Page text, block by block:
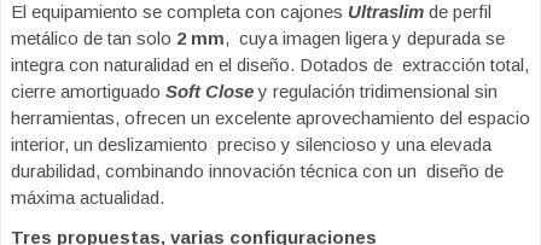
El equipamiento se completa con cajones Ultraslim de perfil
metálico de tan solo 2 mm, cuya imagen ligera y depurada se
integra con naturalidad en el diseño. Dotados de extracción total,
cierre amortiguado Soft Closey regulación tridimensional sin
herramientas, ofrecen un excelente aprovechamiento del espacio
interior, un deslizamiento preciso y silencioso y una elevada
durabilidad, combinando innovación técnica con un diseño de
máxima actualidad.
Tres propuestas, varias configuraciones